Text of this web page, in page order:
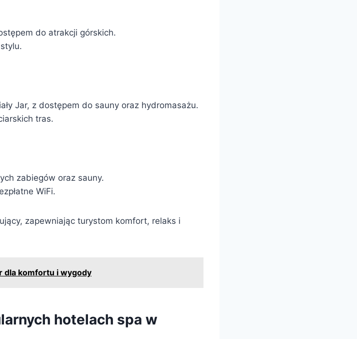
do atrakcji górskich.
Jar, z dostępem do sauny oraz hydromasażu.
tras.
zabiegów oraz sauny.
WiFi.
zapewniając turystom komfort, relaks i
dla komfortu i wygody
hotelach spa w